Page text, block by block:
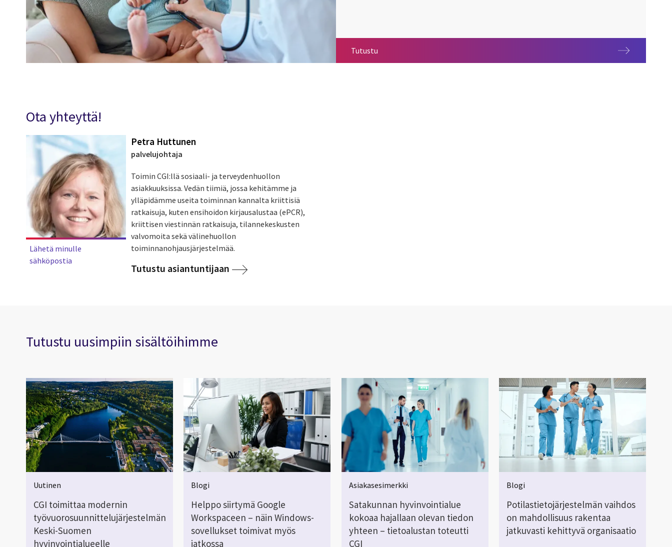
Tutustu
Ota yhteyttä!
Lähetä minulle
sähköpostia
Petra Huttunen
palvelujohtaja
Toimin CGI:llä sosiaali- ja terveydenhuollon
asiakkuuksissa. Vedän tiimiä, jossa kehitämme ja
ylläpidämme useita toiminnan kannalta kriittisiä
ratkaisuja, kuten ensihoidon kirjausalustaa (ePCR),
kriittisen viestinnän ratkaisuja, tilannekeskusten
valvomoita sekä välinehuollon
toiminnanohjausjärjestelmää.
Tutustu asiantuntijaan
Tutustu uusimpiin sisältöihimme
Uutinen
CGI toimittaa modernin
työvuorosuunnittelujärjestelmän
Keski-Suomen
hyvinvointialueelle
Blogi
Helppo siirtymä Google
Workspaceen – näin Windows-
sovellukset toimivat myös
jatkossa
Asiakasesimerkki
Satakunnan hyvinvointialue
kokoaa hajallaan olevan tiedon
yhteen – tietoalustan toteutti
CGI
Blogi
Potilastietojärjestelmän vaihdos
on mahdollisuus rakentaa
jatkuvasti kehittyvä organisaatio